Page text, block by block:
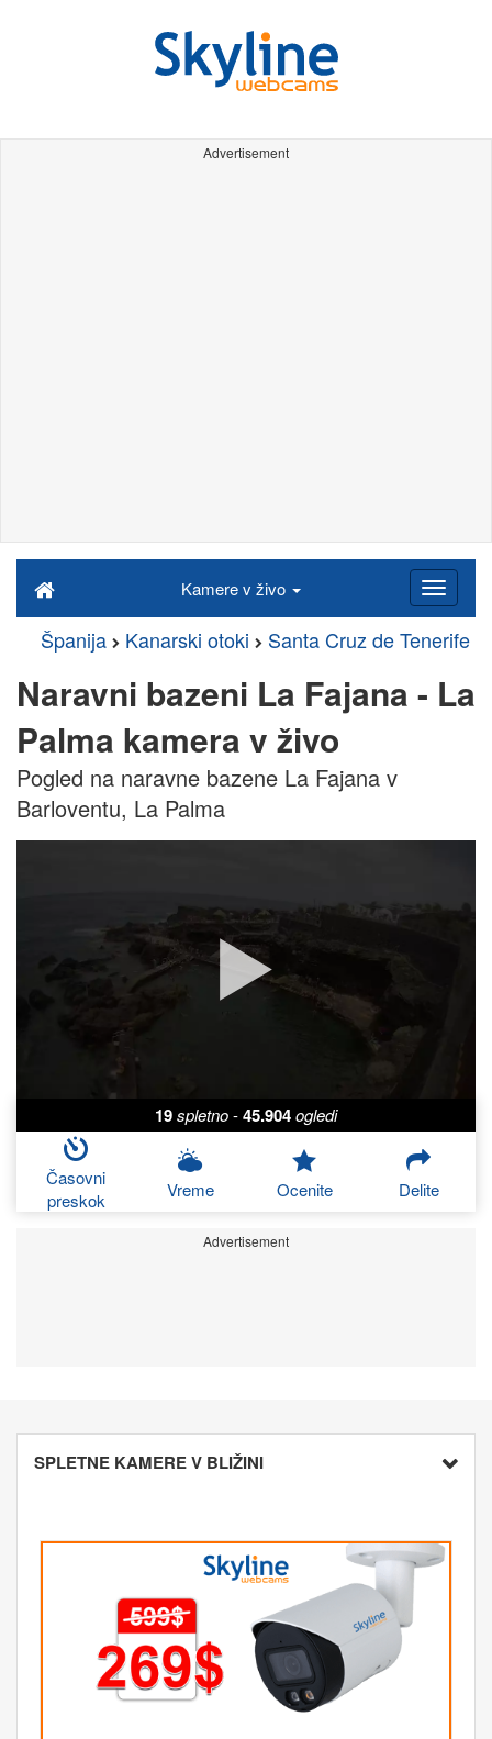
Advertisement
Kamere v živo
Španija Kanarski otoki Santa Cruz de Tenerife
Naravni bazeni La Fajana - La
Palma kamera v živo
Pogled na naravne bazene La Fajana v
Barloventu, La Palma
19spletno-45.904ogledi
Časovni
preskok
Vreme Ocenite Delite
Advertisement
SPLETNE KAMERE V BLIŽINI